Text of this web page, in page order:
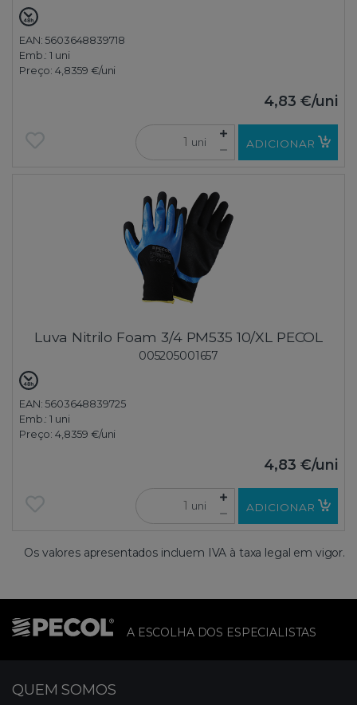
EAN: 5603648839718
Emb.:1 uni
Preço: 4,8359 €/uni
4,83 €/uni
uni ADICIONAR
Luva Nitrilo Foam 3/4 PM535 10/XL PECOL
005205001657
EAN: 5603648839725
Emb.:1 uni
Preço: 4,8359 €/uni
4,83 €/uni
uni ADICIONAR
Os valores apresentados incluem IVA à taxa legal em vigor.
A ESCOLHA DOS ESPECIALISTAS
QUEM SOMOS